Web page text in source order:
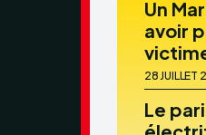
Un
avoir
28 JUILLET
Le